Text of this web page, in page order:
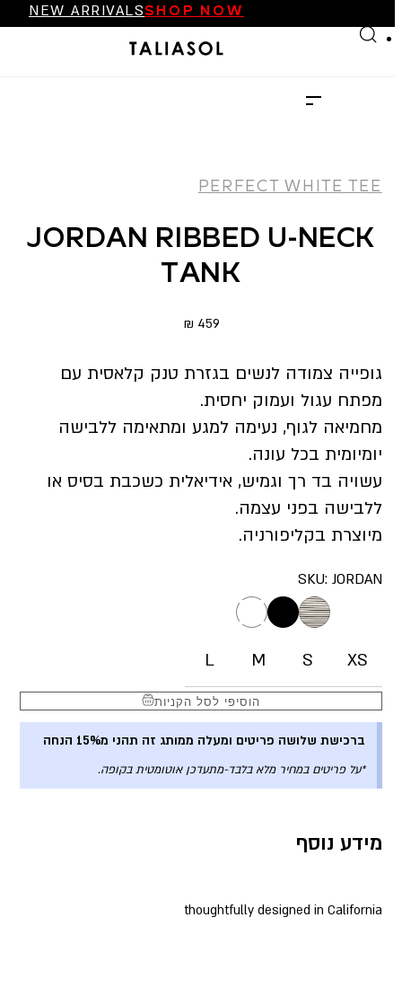
Skip to main content
FINAL SALE UP TO 70%
SHOP NOW
FINAL SALE UP TO 70%
PERFECT WHITE TEE
JORDAN RIBBED U-NECK
TANK
459
₪
גופייה צמודה לנשים בגזרת טנק קלאסית עם
מפתח עגול ועמוק יחסית.
מחמיאה לגוף, נעימה למגע ומתאימה ללבישה
יומיומית בכל עונה.
עשויה בד רך וגמיש, אידיאלית כשכבת בסיס או
ללבישה בפני עצמה.
מיוצרת בקליפורניה.
SKU: JORDAN
XS
S
M
L
הוסיפי לסל הקניות
ברכישת שלושה פריטים ומעלה ממותג זה תהני מ15% הנחה
*על פריטים במחיר מלא בלבד-מתעדכן אוטומטית בקופה.
מידע נוסף
thoughtfully designed in California